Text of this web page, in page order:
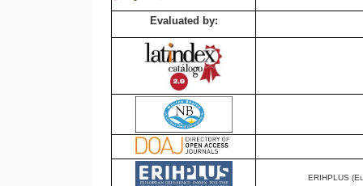
Evaluated by:
ERIHPLUS